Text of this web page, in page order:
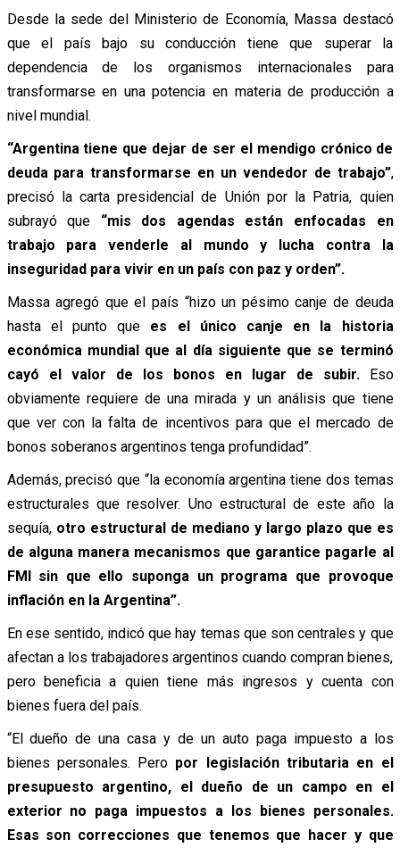
Desde la sede del Ministerio de Economía, Massa destacó
que el país bajo su conducción tiene que superar la
dependencia de los organismos internacionales para
transformarse en una potencia en materia de producción a
nivel mundial.
“Argentina tiene que dejar de ser el mendigo crónico de
deuda para transformarse en un vendedor de trabajo”,
precisó la carta presidencial de Unión por la Patria, quien
subrayó que “mis dos agendas están enfocadas en
trabajo para venderle al mundo y lucha contra la
inseguridad para vivir en un país con paz y orden”.
Massa agregó que el país “hizo un pésimo canje de deuda
hasta el punto que es el único canje en la historia
económica mundial que al día siguiente que se terminó
cayó el valor de los bonos en lugar de subir. Eso
obviamente requiere de una mirada y un análisis que tiene
que ver con la falta de incentivos para que el mercado de
bonos soberanos argentinos tenga profundidad”.
Además, precisó que “la economía argentina tiene dos temas
estructurales que resolver. Uno estructural de este año la
sequía, otro estructural de mediano y largo plazo que es
de alguna manera mecanismos que garantice pagarle al
FMI sin que ello suponga un programa que provoque
inflación en la Argentina”.
En ese sentido, indicó que hay temas que son centrales y que
afectan a los trabajadores argentinos cuando compran bienes,
pero beneficia a quien tiene más ingresos y cuenta con
bienes fuera del país.
“El dueño de una casa y de un auto paga impuesto a los
bienes personales. Pero por legislación tributaria en el
presupuesto argentino, el dueño de un campo en el
exterior no paga impuestos a los bienes personales.
Esas son correcciones que tenemos que hacer y que